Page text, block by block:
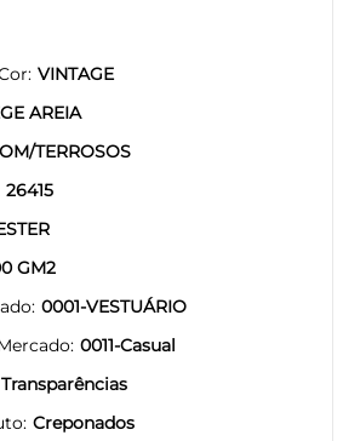
VINTAGE
AREIA
TERROSOS
26415
GM2
0001-VESTUÁRIO
0011-Casual
Transparências
Creponados